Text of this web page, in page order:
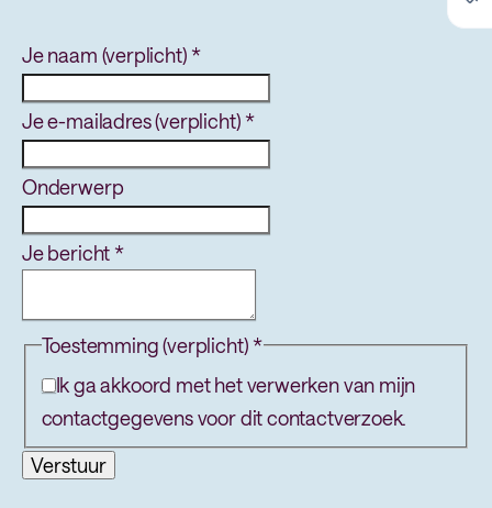
Je naam (verplicht) *
Je e-mailadres (verplicht) *
Onderwerp
Je bericht *
Toestemming (verplicht) *
Ik ga akkoord met het verwerken van mijn
contactgegevens voor dit contactverzoek.
Verstuur